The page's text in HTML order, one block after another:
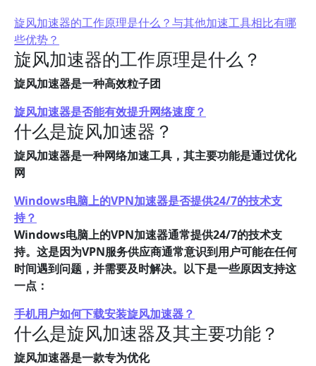
旋风加速器的工作原理是什么？与其他加速工具相比有哪
些优势？
旋风加速器的工作原理是什么？
旋风加速器是一种高效粒子团
旋风加速器是否能有效提升网络速度？
什么是旋风加速器？
旋风加速器是一种网络加速工具，其主要功能是通过优化
网
Windows电脑上的VPN加速器是否提供24/7的技术支
持？
Windows电脑上的VPN加速器通常提供24/7的技术支
持。这是因为VPN服务供应商通常意识到用户可能在任何
时间遇到问题，并需要及时解决。以下是一些原因支持这
一点：
手机用户如何下载安装旋风加速器？
什么是旋风加速器及其主要功能？
旋风加速器是一款专为优化